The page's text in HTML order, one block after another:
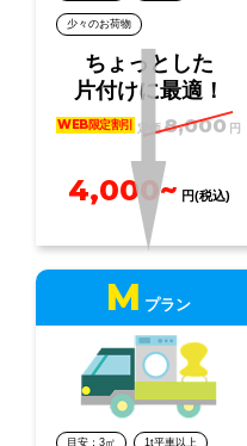
少々のお荷物
ちょっとした
片付けに最適！
WEB限定割引 定価8,000 円
4,000~ 円(税込)
M プラン
目安：3㎡ 1t平車以上